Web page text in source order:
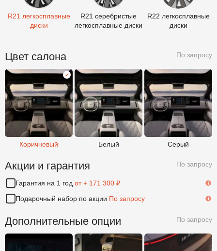
R21 легкосплавные
диски
R21 серебристые
легкосплавные диски
R22 легкосплавные
диски
Цвет салона По запросу
Коричневый
Коричневый
Белый
Белый
Серый
Серый
Акции и гарантия По запросу
Гарантия на 1 год от + 171 300 ₽
Подарочный набор по акции По запросу
Дополнительные опции По запросу
Электрическое затемнение стёколВыдвижные подножки Фаркоп